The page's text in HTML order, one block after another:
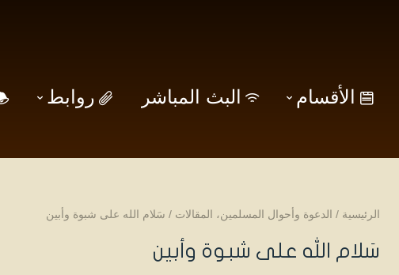
الأقسام البث المباشر روابط
الرئيسية / الدعوة وأحوال المسلمين، المقالات / سَلام الله على شبوة وأبين
سَلام الله على شبوة وأبين